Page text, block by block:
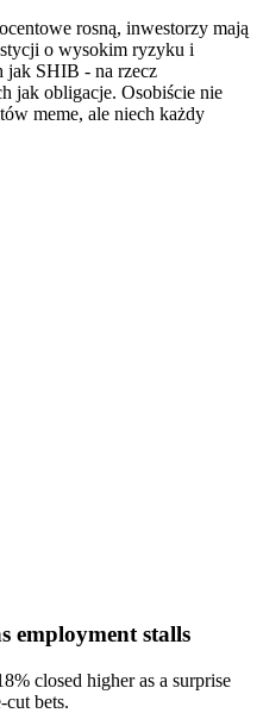
rosną, inwestorzy mają
o wysokim ryzyku i
jak SHIB - na rzecz
jak obligacje. Osobiście nie
meme, ale niech każdy
employment stalls
closed higher as a surprise
cut bets.